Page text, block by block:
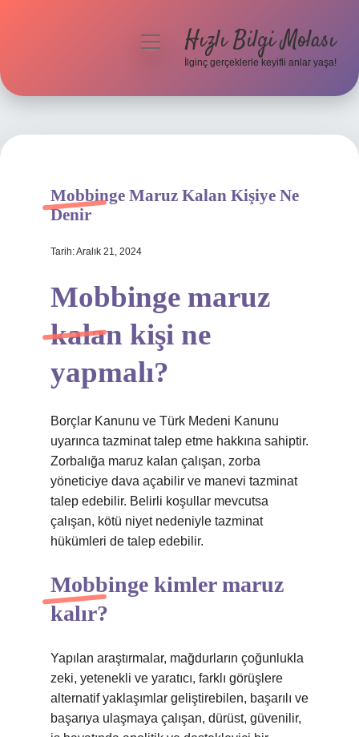
Hakkımızda
menüyüHızlı Bilgi Molası
İlginç gerçeklerle keyifli anlar yaşa!
Mobbinge Maruz Kalan Kişiye Ne
Denir
Tarih: Aralık 21, 2024
Mobbinge maruz
kalan kişi ne
yapmalı?
Borçlar Kanunu ve Türk Medeni Kanunu
uyarınca tazminat talep etme hakkına sahiptir.
Zorbalığa maruz kalan çalışan, zorba
yöneticiye dava açabilir ve manevi tazminat
talep edebilir. Belirli koşullar mevcutsa
çalışan, kötü niyet nedeniyle tazminat
hükümleri de talep edebilir.
Mobbinge kimler maruz
kalır?
Yapılan araştırmalar, mağdurların çoğunlukla
zeki, yetenekli ve yaratıcı, farklı görüşlere
alternatif yaklaşımlar geliştirebilen, başarılı ve
başarıya ulaşmaya çalışan, dürüst, güvenilir,